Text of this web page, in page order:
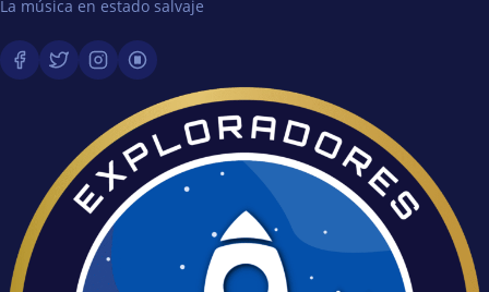
La música en estado salvaje